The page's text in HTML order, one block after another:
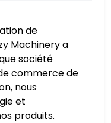
de
Machinery a
société
commerce de
nous
et
produits.